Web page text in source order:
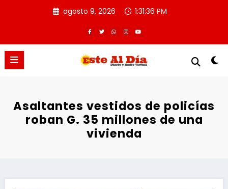
agosto 9, 2026 1:31:36 PM
Asaltantes vestidos de policías
roban G. 35 millones de una
vivienda